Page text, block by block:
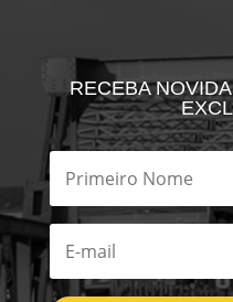
RECEBA